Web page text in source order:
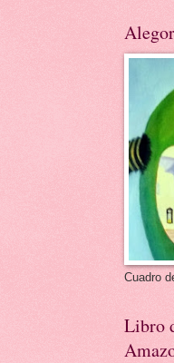
Cuadro
Libro